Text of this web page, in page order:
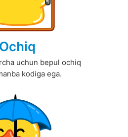
Ochiq
uchun bepul ochiq
kodiga ega.